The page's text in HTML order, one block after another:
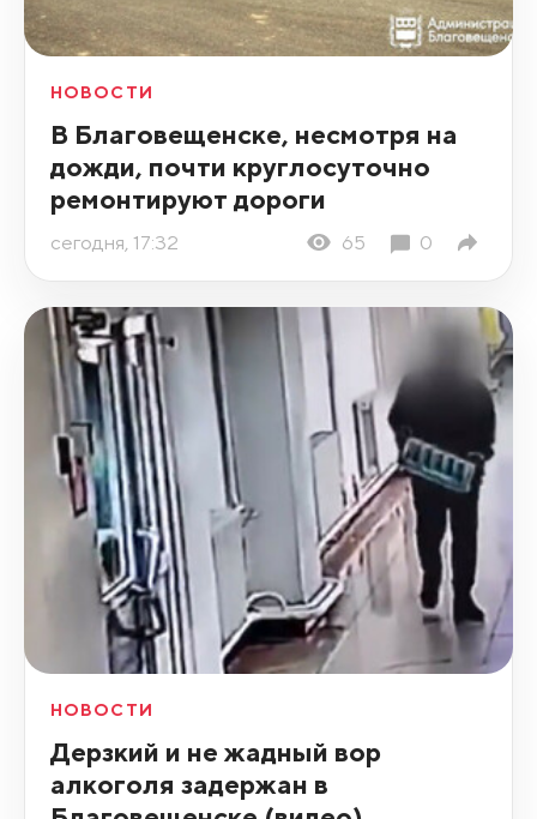
НОВОСТИ
В Благовещенске, несмотря на
дожди, почти круглосуточно
ремонтируют дороги
сегодня, 17:32 65 0
НОВОСТИ
Дерзкий и не жадный вор
алкоголя задержан в